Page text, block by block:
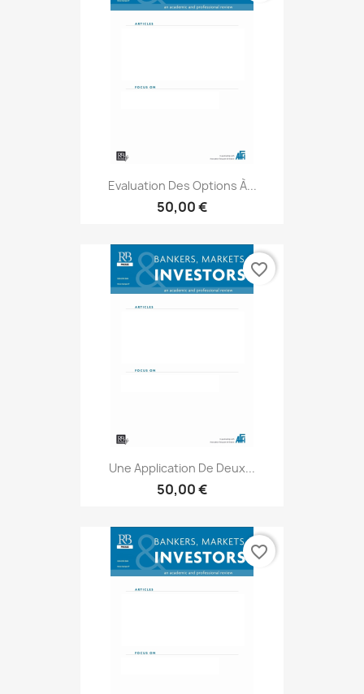
Evaluation Des Options À...
50,00 €
Une Application De Deux...
50,00 €
favorite_border
favorite_border